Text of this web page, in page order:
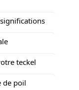
teckel
de poil